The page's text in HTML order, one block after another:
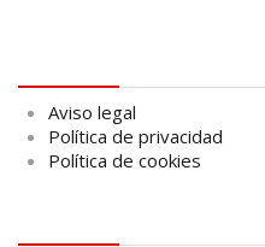
Aviso legal
Política de privacidad
Política de cookies